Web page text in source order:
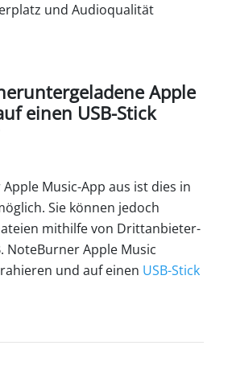
und Audioqualität
Apple
einen USB-Stick
Music-App aus ist dies in
Sie können jedoch
mithilfe von Drittanbieter-
NoteBurner Apple Music
und auf einen USB-Stick